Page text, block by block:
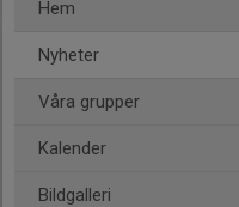
Hem
Nyheter
Våra grupper
Kalender
Bildgalleri